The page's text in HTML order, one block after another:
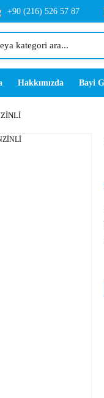
+90 (216) 526 57 87
Hakkımızda Bayi